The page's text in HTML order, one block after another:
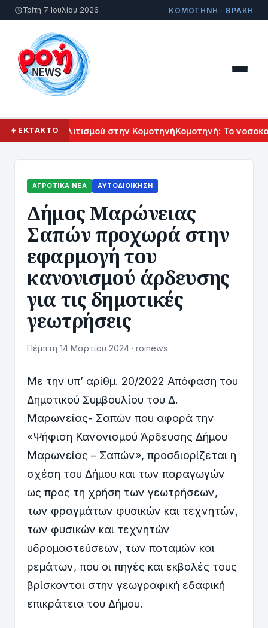
Τρίτη 7 Ιουλίου 2026 ΚΟΜΟΤΗΝΗ · ΘΡΑΚΗ
ΕΚΤΑΚΤΟΠολιτισμού στην ΚομοτηνήΚομοτηνή: Το
ΑΓΡΟΤΙΚΆ ΝΈΑ ΑΥΤΟΔΙΟΊΚΗΣΗ
Δήμος Μαρώνειας
Σαπών προχωρά στην
εφαρμογή του
κανονισμού άρδευσης
για τις δημοτικές
γεωτρήσεις
Πέμπτη 14 Μαρτίου 2024 · roinews
Με την υπ’ αρίθμ. 20/2022 Απόφαση του
Δημοτικού Συμβουλίου του Δ.
Μαρωνείας- Σαπών που αφορά την
«Ψήφιση Κανονισμού Άρδευσης Δήμου
Μαρωνείας – Σαπών», προσδιορίζεται η
σχέση του Δήμου και των παραγωγών
ως προς τη χρήση των γεωτρήσεων,
των φραγμάτων φυσικών και τεχνητών,
των φυσικών και τεχνητών
υδρομαστεύσεων, των ποταμών και
ρεμάτων, που οι πηγές και εκβολές τους
βρίσκονται στην γεωγραφική εδαφική
επικράτεια του Δήμου.